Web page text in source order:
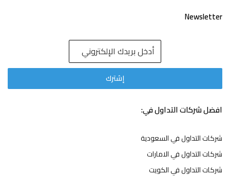
Newsletter
افضل شركات التداول في:
شركات التداول في السعودية
شركات التداول في الامارات
شركات التداول في الكويت